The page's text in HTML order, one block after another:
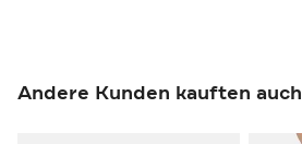
Andere Kunden kauften auch